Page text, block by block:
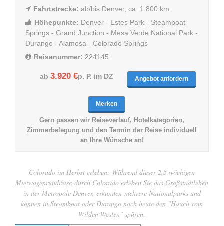
Fahrtstrecke: ab/bis Denver, ca. 1.800 km
Höhepunkte: Denver - Estes Park - Steamboat
Springs - Grand Junction - Mesa Verde National Park -
Durango - Alamosa - Colorado Springs
Reisenummer: 224145
ab 3.920 €p. P. im DZ Angebot anfordern
Merken
Gern passen wir Reiseverlauf, Hotelkategorien,
Zimmerbelegung und den Termin der Reise individuell
an Ihre Wünsche an!
Colorado im Herbst erleben: Während dieser 2,5 wöchigen
Mietwagenrundreise durch Colorado erleben Sie das Großstadtleben
in der Metropole Denver, erkunden mehrere Nationalparks und
können in Steamboat oder Durango noch heute den "Hauch vom
Wilden Westen" spüren.